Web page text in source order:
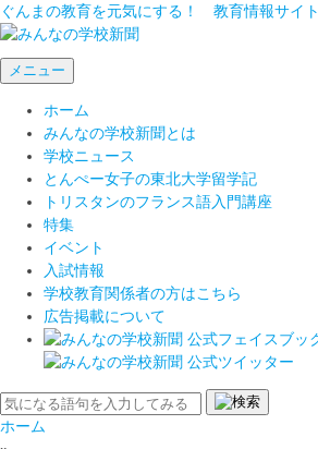
ぐんまの教育を元気にする！ 教育情報サイト
メニュー
ホーム
みんなの学校新聞とは
学校ニュース
とんぺー女子の東北大学留学記
トリスタンのフランス語入門講座
特集
イベント
入試情報
学校教育関係者の方はこちら
広告掲載について
ホーム